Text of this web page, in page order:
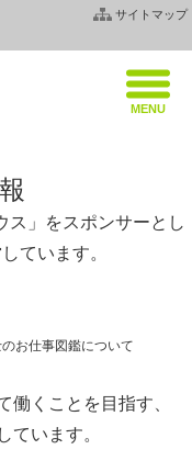
サイトマップ
ス」をスポンサーとし
ています。
お仕事図鑑について
働くことを目指す、
ています。